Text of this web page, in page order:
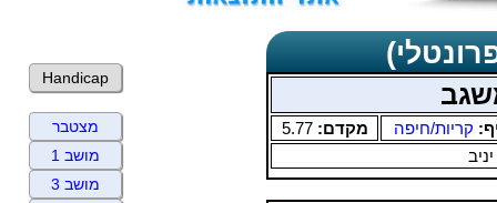
קריות/חיפה מקדם:5.77
Handicap
מצטבר
מושב 1
מושב 3